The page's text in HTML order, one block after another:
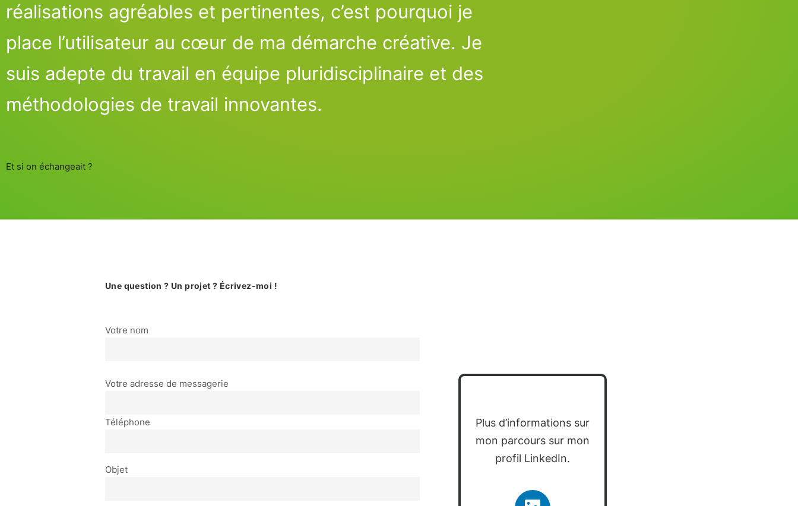
réalisations agréables et pertinentes, c’est pourquoi je
place l’utilisateur au cœur de ma démarche créative. Je
suis adepte du travail en équipe pluridisciplinaire et des
méthodologies de travail innovantes.
Et si on échangeait ?
Une question ? Un projet ? Écrivez-moi !
Votre nom
Votre adresse de messagerie
Téléphone
Objet
Plus d’informations sur
mon parcours sur mon
profil LinkedIn.